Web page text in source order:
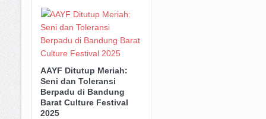
AAYF Ditutup Meriah:
Seni dan Toleransi
Berpadu di Bandung
Barat Culture Festival
2025